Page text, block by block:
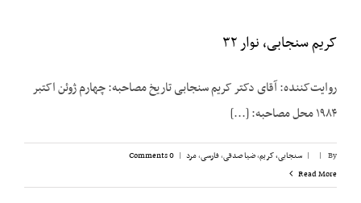
کریم سنجابی، نوار ۳۲
روایت‌‌کننده: آقای دکتر کریم سنجابی تاریخ مصاحبه: چهارم ژوئن اکتبر
۱۹۸۴ محل مصاحبه: [...]
By
|
| سنجابی، کریم,ضیا صدقی,فارسی,مرد |
0 Comments
Read More